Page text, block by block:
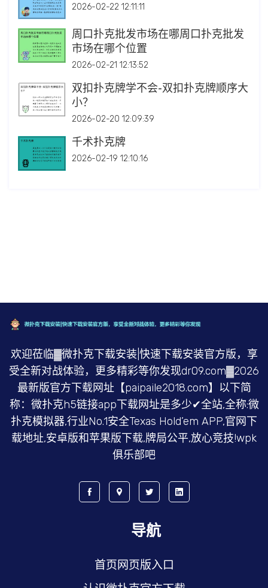
2026-02-22 12:11:11
周口扑克批发市场在哪周口扑克批发
市场在哪个位置
2026-02-21 12:13:52
双扣扑克牌学不会-双扣扑克牌顺序大
小？
2026-02-20 12:09:39
千术扑克牌
2026-02-19 12:10:16
欢迎莅临▓微扑克下载安装|快速下载安装官方版，享
受全新对战体验，更多精彩等你发现dr09.com▓2026
最新版官方下载网址【paipaile2018.com】以下简
称：微扑克h5链接app下载网址是多少✔全站,全称:微
扑克模拟器,行业No.1安全Texas Hold’em APP,官网下
载地址,安卓版和苹果版下载,牌局公平,放心竞技!wpk
俱乐部吧
导航
首页网页版入口